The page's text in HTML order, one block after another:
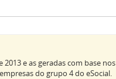
e as geradas com base nos
do grupo 4 do eSocial.